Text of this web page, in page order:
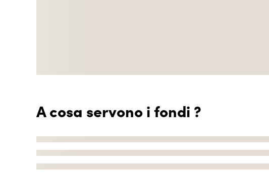
A cosa servono i fondi ?